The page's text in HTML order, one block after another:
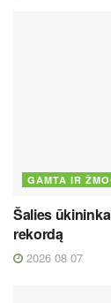
GAMTA IR
Šalies
rekordą
2026 08 07